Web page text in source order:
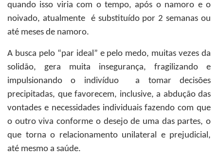
quando isso viria com o tempo, após o namoro e o
noivado, atualmente é substituído por 2 semanas ou
até meses de namoro.
A busca pelo “par ideal” e pelo medo, muitas vezes da
solidão, gera muita insegurança, fragilizando e
impulsionando o indivíduo a tomar decisões
precipitadas, que favorecem, inclusive, a abdução das
vontades e necessidades individuais fazendo com que
o outro viva conforme o desejo de uma das partes, o
que torna o relacionamento unilateral e prejudicial,
até mesmo a saúde.